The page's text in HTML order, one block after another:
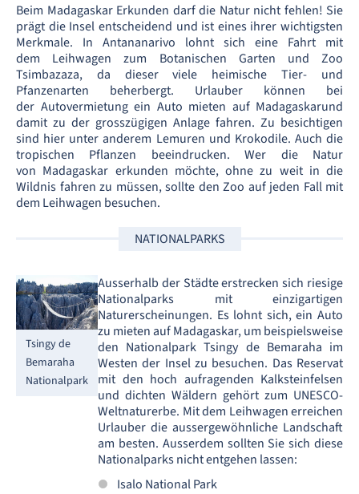
Beim Madagaskar Erkunden darf die Natur nicht fehlen! Sie
prägt die Insel entscheidend und ist eines ihrer wichtigsten
Merkmale. In Antananarivo lohnt sich eine Fahrt mit
dem Leihwagen zum Botanischen Garten und Zoo
Tsimbazaza, da dieser viele heimische Tier- und
Pfanzenarten beherbergt. Urlauber können bei
der Autovermietung ein Auto mieten auf Madagaskarund
damit zu der grosszügigen Anlage fahren. Zu besichtigen
sind hier unter anderem Lemuren und Krokodile. Auch die
tropischen Pflanzen beeindrucken. Wer die Natur
von Madagaskar erkunden möchte, ohne zu weit in die
Wildnis fahren zu müssen, sollte den Zoo auf jeden Fall mit
dem Leihwagen besuchen.
NATIONALPARKS
Tsingy de
Bemaraha
Nationalpark
Ausserhalb der Städte erstrecken sich riesige
Nationalparks mit einzigartigen
Naturerscheinungen. Es lohnt sich, ein Auto
zu mieten auf Madagaskar, um beispielsweise
den Nationalpark Tsingy de Bemaraha im
Westen der Insel zu besuchen. Das Reservat
mit den hoch aufragenden Kalksteinfelsen
und dichten Wäldern gehört zum UNESCO-
Weltnaturerbe. Mit dem Leihwagen erreichen
Urlauber die aussergewöhnliche Landschaft
am besten. Ausserdem sollten Sie sich diese
Nationalparks nicht entgehen lassen:
Isalo National Park